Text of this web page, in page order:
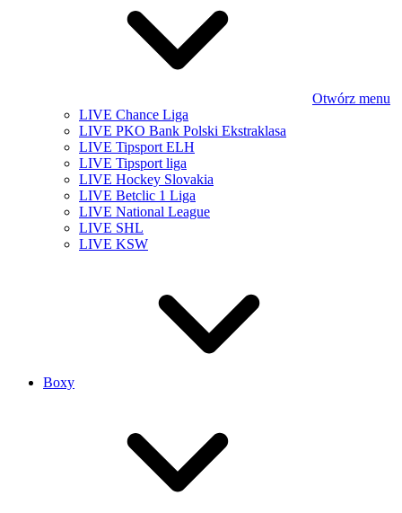
Otwórz menu
LIVE Chance Liga
LIVE PKO Bank Polski Ekstraklasa
LIVE Tipsport ELH
LIVE Tipsport liga
LIVE Hockey Slovakia
LIVE Betclic 1 Liga
LIVE National League
LIVE SHL
LIVE KSW
Boxy